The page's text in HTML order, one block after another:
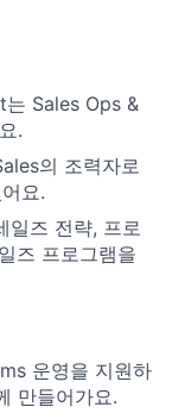
Sales Ops &
.
의 조력자로
요.
일즈 전략, 프로
즈 프로그램을
운영을 지원하
만들어가요.